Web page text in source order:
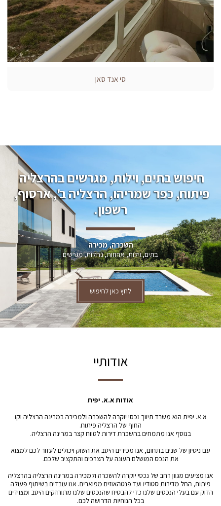
סי אנד סאן
חיפוש בתים, וילות, מגרשים בהרצליה
פיתוח, כפר שמריהו, הרצליה ב', ארסוף,
רשפון.
השכרה, מכירה
בתים, וילות, אחוזות, נחלות, מגרשים
לחץ כאן לחיפוש
אודותיי
אודות א.א. יפית
א.א. יפית הוא משרד תיווך נכסי יוקרה להשכרה ולמכירה במרינה הרצליה וקו
החוף של הרצליה פיתוח.
בנוסף אנו מתמחים בהשכרת דירות לטווח קצר במרינה הרצליה.
עם ניסיון של שנים בתחום, אנו מכירים היטב את השוק ויכולים לעזור לכם למצוא
את הנכס המושלם העונה על הצרכים והתקציב שלכם.
אנו מציעים מגוון רחב של נכסי יוקרה להשכרה ולמכירה במרינה הרצליה בהרצליה
פיתוח, החל מדירות סטודיו ועד פנטהאוזים מפוארים. אנו עובדים בשיתוף פעולה
הדוק עם בעלי הנכסים שלנו כדי להבטיח שהנכסים שלנו מתוחזקים היטב ומצוידים
בכל הנוחיות הדרושה לכם.